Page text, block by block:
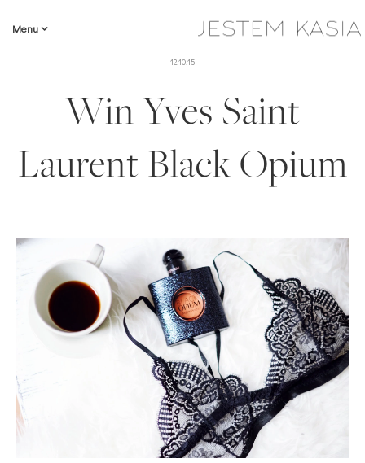
Menu
12.10.15
Win Yves Saint
Laurent Black Opium